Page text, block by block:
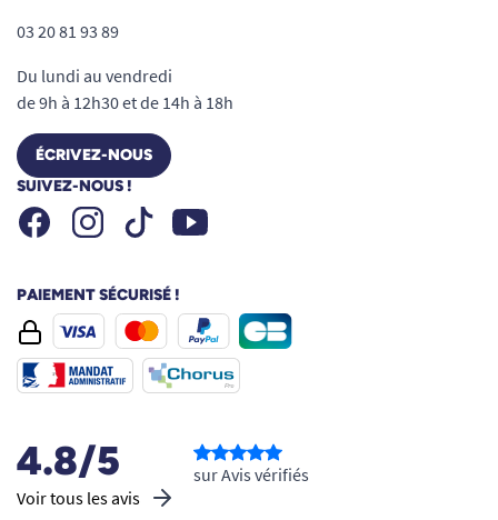
03 20 81 93 89
Du lundi au vendredi
de 9h à 12h30 et de 14h à 18h
ÉCRIVEZ-NOUS
SUIVEZ-NOUS !
FacebookInstagramTiktok Youtube
PAIEMENT SÉCURISÉ !
4.8/5
Voir tous les avis
sur Avis vérifiés